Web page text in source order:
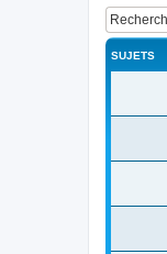
SUJETS